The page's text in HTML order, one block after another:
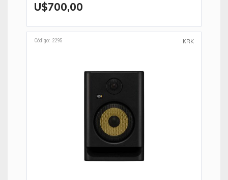
U$700,00
Código: 2295 KRK